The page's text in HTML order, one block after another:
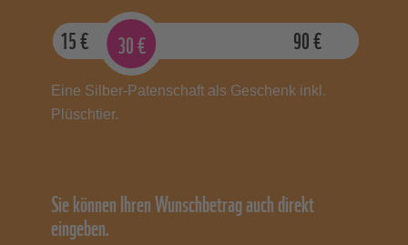
30€
15€ 90€
Eine Silber-Patenschaft als Geschenk inkl.
Plüschtier.
Sie können Ihren Wunschbetrag auch direkt
eingeben.